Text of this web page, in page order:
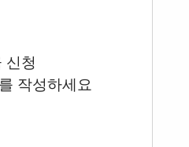
신청
작성하세요